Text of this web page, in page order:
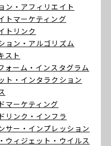
ン ・アフィリエイト
トマーケティング
トリンク
ョン ・アルゴリズム
スト
ォーム ・インスタグラム
ト ・インタラクション
マーケティング
リンク ・インフラ
サー ・インプレッション
・ウィジェット ・ウイルス